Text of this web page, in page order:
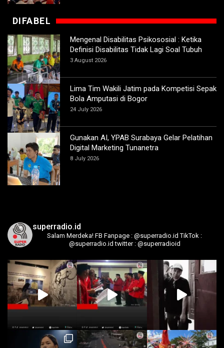
DIFABEL
Mengenal Disabilitas Psikososial : Ketika
Definisi Disabilitas Tidak Lagi Soal Tubuh
3 August 2026
Lima Tim Wakili Jatim pada Kompetisi Sepak
Bola Amputasi di Bogor
24 July 2026
Gunakan AI, YPAB Surabaya Gelar Pelatihan
Digital Marketing Tunanetra
8 July 2026
superradio.id
Salam Merdeka! FB Fanpage : @superradio.id TikTok :
@superradio.id twitter : @superradioid